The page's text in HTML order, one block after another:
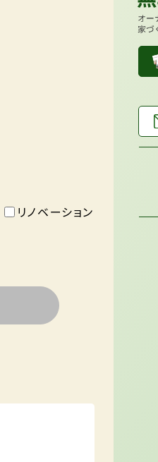
リノベーション